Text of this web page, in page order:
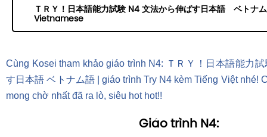
ＴＲＹ！日本語能力試験 N4 文法から伸ばす日本語 ベトナ
Vietnamese
Cùng Kosei tham khảo giáo trình N4: ＴＲＹ！日本語能力
す日本語 ベトナム語 | giáo trình Try N4 kèm Tiếng Việt nhé!
mong chờ nhất đã ra lò, siêu hot hot!!
Giáo trình N4: